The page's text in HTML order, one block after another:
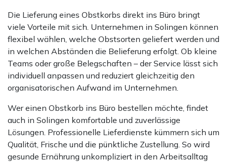
Die Lieferung eines Obstkorbs direkt ins Büro bringt
viele Vorteile mit sich. Unternehmen in Solingen können
flexibel wählen, welche Obstsorten geliefert werden und
in welchen Abständen die Belieferung erfolgt. Ob kleine
Teams oder große Belegschaften – der Service lässt sich
individuell anpassen und reduziert gleichzeitig den
organisatorischen Aufwand im Unternehmen.
Wer einen Obstkorb ins Büro bestellen möchte, findet
auch in Solingen komfortable und zuverlässige
Lösungen. Professionelle Lieferdienste kümmern sich um
Qualität, Frische und die pünktliche Zustellung. So wird
gesunde Ernährung unkompliziert in den Arbeitsalltag